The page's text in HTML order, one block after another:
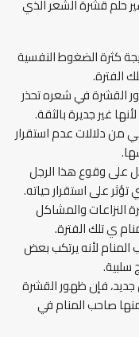
حلم قشرة الشعر الذي
كثرة الضغوط النفسية
الفترة.
القشرة في شعره تحذر
غير جديرة بالثقة.
من دلالات عدم استقرار
على وقوع هذا الرجل
على استقرار حياته.
النزاعات والمشاكل
ي تلك الفترة.
المنام لأنه يرتكب بعض
سلبية.
فإن ظهور القشرة
صاحب المنام في